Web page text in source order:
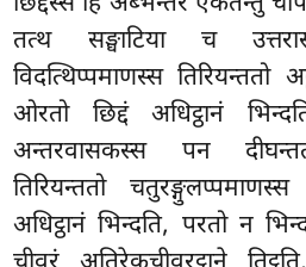
तत्थ सङ्घाटिया च
विदत्थिप्पमाणस्स तिरियन्ततो
ओरतो छिद्दं अधिट्ठानं
अन्तरवासकस्स पन
तिरियन्ततो
अधिट्ठानं भिन्दति, परतो न